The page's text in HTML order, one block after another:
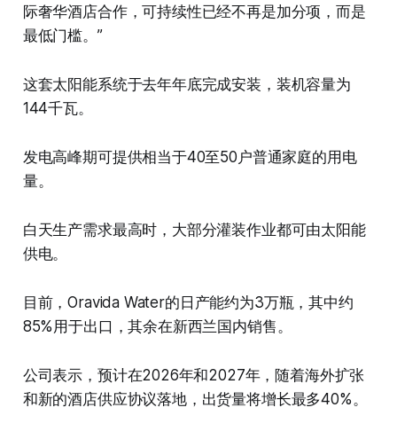
际奢华酒店合作，可持续性已经不再是加分项，而是
最低门槛。”
这套太阳能系统于去年年底完成安装，装机容量为
144千瓦。
发电高峰期可提供相当于40至50户普通家庭的用电
量。
白天生产需求最高时，大部分灌装作业都可由太阳能
供电。
目前，Oravida Water的日产能约为3万瓶，其中约
85%用于出口，其余在新西兰国内销售。
公司表示，预计在2026年和2027年，随着海外扩张
和新的酒店供应协议落地，出货量将增长最多40%。